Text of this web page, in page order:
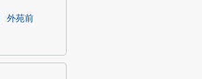
外苑前